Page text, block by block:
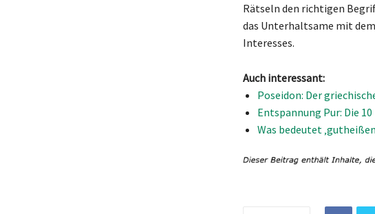
Rätseln den richtigen
das Unterhaltsame mit
Interesses.
Auch interessant:
Poseidon: Der
Entspannung Pur: Die
Was bedeutet